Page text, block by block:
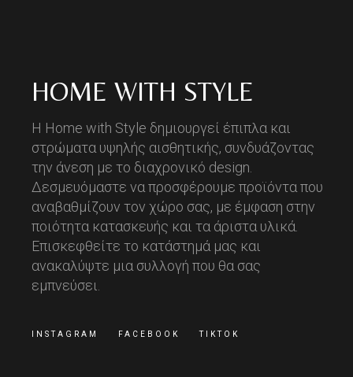
HOME WITH STYLE
Η Home with Style δημιουργεί έπιπλα και
στρώματα υψηλής αισθητικής, συνδυάζοντας
την άνεση με το διαχρονικό design.
Δεσμευόμαστε να προσφέρουμε προϊόντα που
αναβαθμίζουν τον χώρο σας, με έμφαση στην
ποιότητα κατασκευής και τα άριστα υλικά.
Επισκεφθείτε το κατάστημά μας και
ανακαλύψτε μια συλλογή που θα σας
εμπνεύσει.
INSTAGRAM FACEBOOK TIKTOK